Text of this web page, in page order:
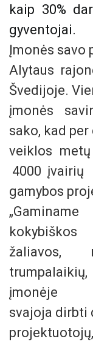
kaip 30%
gyventojai.
Įmonės savo
Alytaus
Švedijoje.
įmonės
sako, kad
veiklos
4000 įvairių
gamybos
kokybiškos
žaliavos,
įmonėje
svajoja dirbti